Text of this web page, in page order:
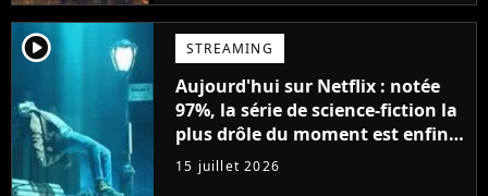
player2 STREAMING
Aujourd'hui sur Netflix : notée
97%, la série de science-fiction la
plus drôle du moment est enfin
de retour avec 8 nouveaux
épisodes
15 juillet 2026